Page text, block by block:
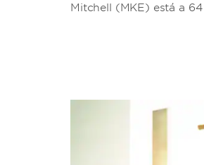
Mitchell (MKE) está a